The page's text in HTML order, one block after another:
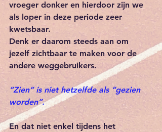
vroeger donker en hierdoor zijn we
als loper in deze periode zeer
kwetsbaar.
Denk er daarom steeds aan om
jezelf zichtbaar te maken voor de
andere weggebruikers.
“Zien” is niet hetzelfde als “gezien
worden”.
En dat niet enkel tijdens het